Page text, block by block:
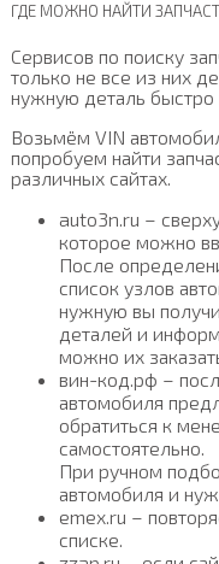
ГДЕ МОЖНО НАЙТИ
Сервисов по поиску
только не все из них
нужную деталь быстро
Возьмём VIN
попробуем найти
различных сайтах.
auto3n.ru –
которое можно
После
список узлов
нужную вы
деталей и
можно их
вин-код.рф –
автомобиля
обратиться к
самостоятельно.
При ручном
автомобиля и
emex.ru –
списке.